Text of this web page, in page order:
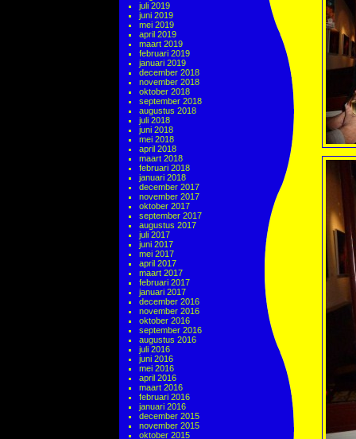
juli 2019
juni 2019
mei 2019
april 2019
maart 2019
februari 2019
januari 2019
december 2018
november 2018
oktober 2018
september 2018
augustus 2018
juli 2018
juni 2018
mei 2018
april 2018
maart 2018
februari 2018
januari 2018
december 2017
november 2017
oktober 2017
september 2017
augustus 2017
juli 2017
juni 2017
mei 2017
april 2017
maart 2017
februari 2017
januari 2017
december 2016
november 2016
oktober 2016
september 2016
augustus 2016
juli 2016
juni 2016
mei 2016
april 2016
maart 2016
februari 2016
januari 2016
december 2015
november 2015
oktober 2015